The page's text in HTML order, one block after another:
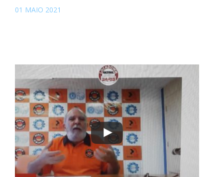
01 MAIO 2021